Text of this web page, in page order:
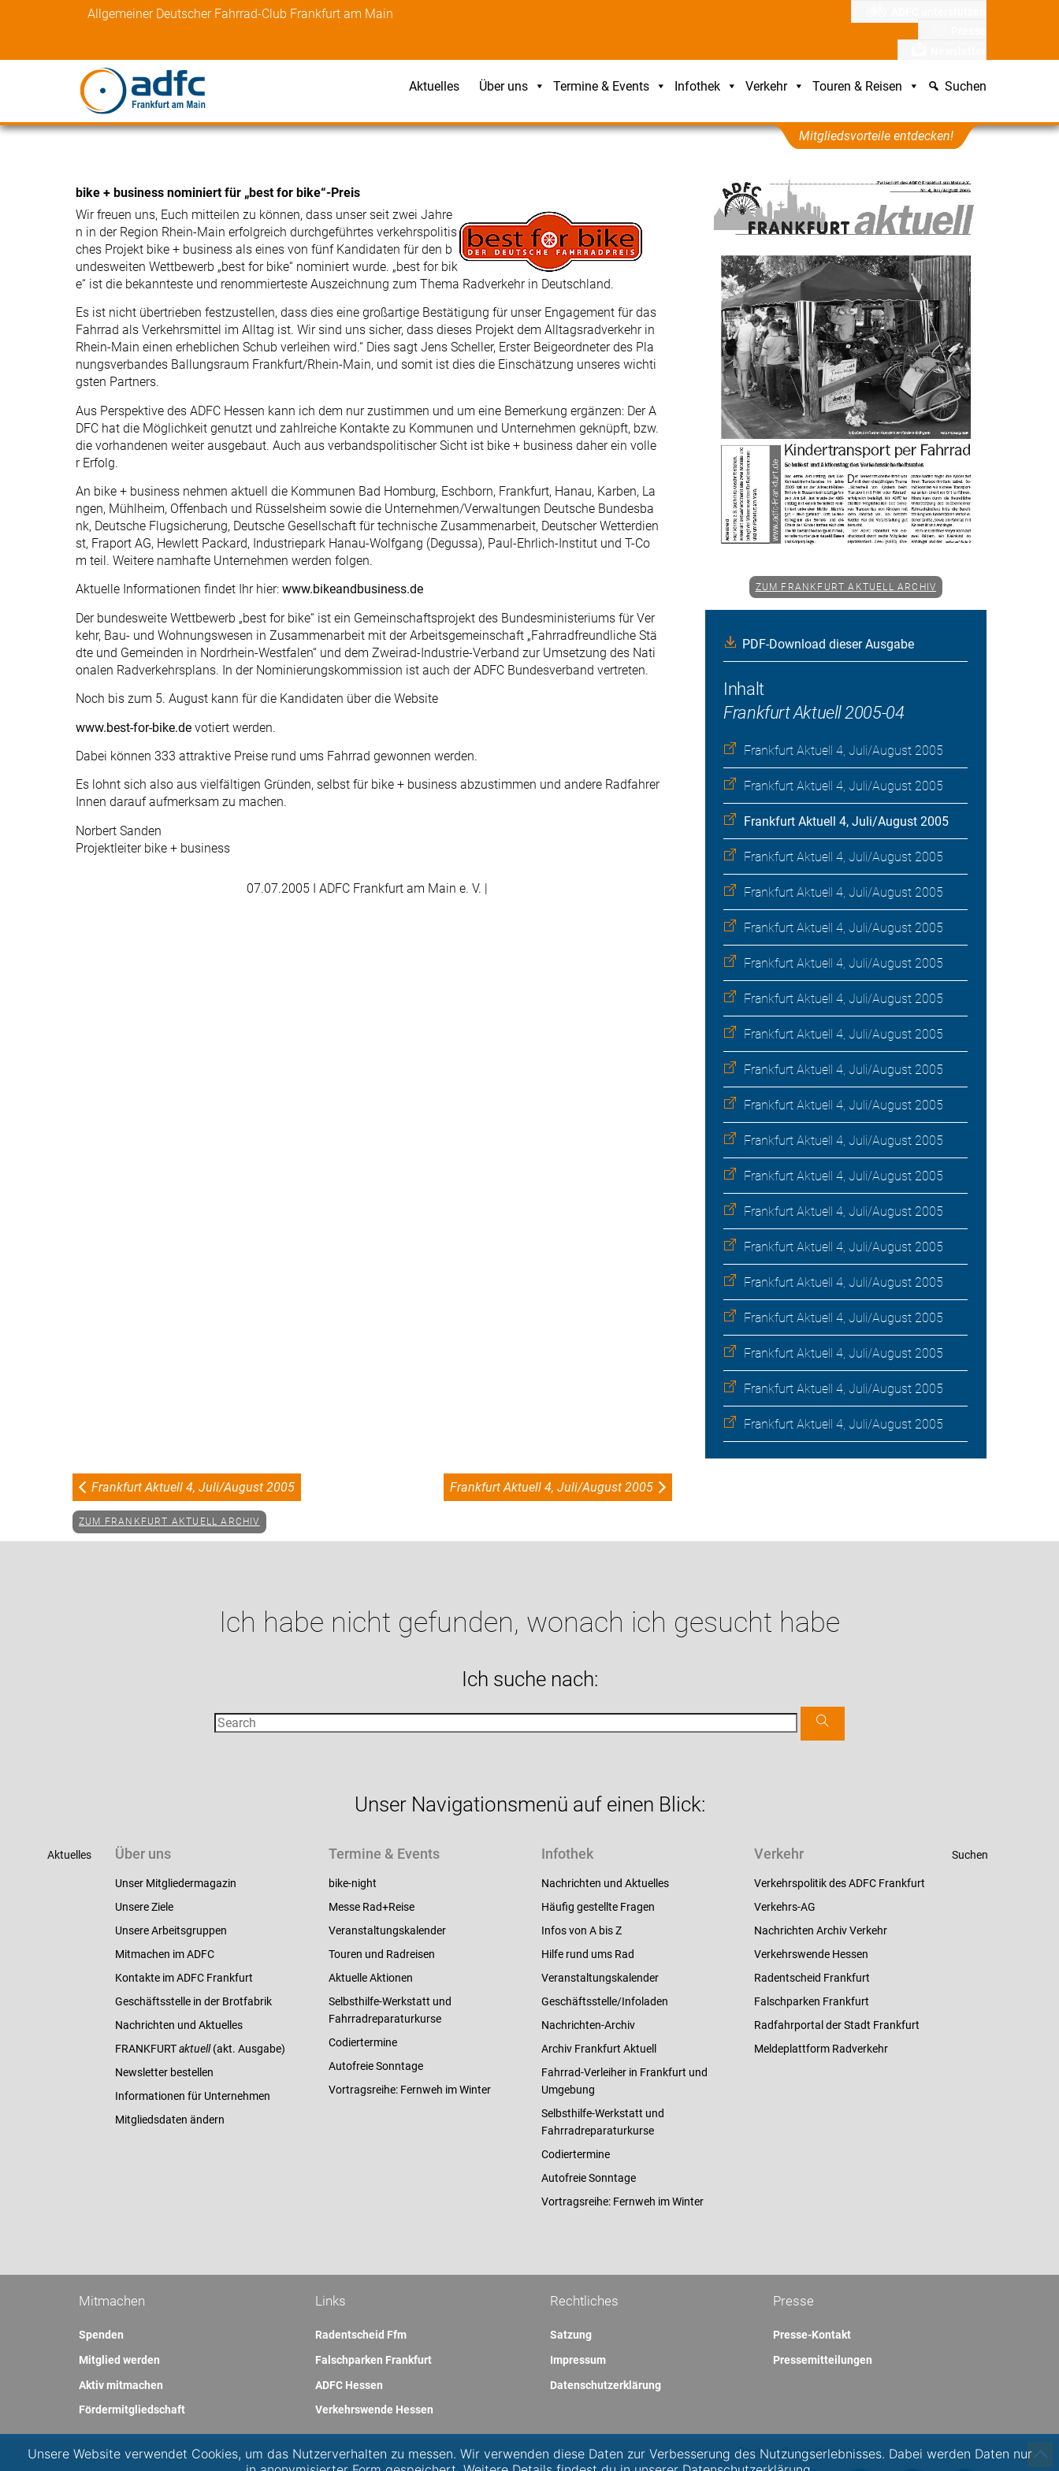
Allgemeiner Deutscher Fahrrad-Club Frankfurt am Main
Aktuelles Über uns Termine & Events Infothek Verkehr Touren & Reisen Suchen
Mitgliedsvorteile entdecken!
bike + business nominiert für „best for bike“-Preis
Wir freuen uns, Euch mitteilen zu können, dass unser seit zwei Jahre
n in der Region Rhein-Main erfolgreich durchgeführtes verkehrspolitis
ches Projekt bike + business als eines von fünf Kandidaten für den b
undesweiten Wettbewerb „best for bike“ nominiert wurde. „best for bik
e“ ist die bekannteste und renommierteste Auszeichnung zum Thema Radverkehr in Deutschland.
Es ist nicht übertrieben festzustellen, dass dies eine großartige Bestätigung für unser Engagement für das
Fahrrad als Verkehrsmittel im Alltag ist. Wir sind uns sicher, dass dieses Projekt dem Alltagsradverkehr in
Rhein-Main einen erheblichen Schub verleihen wird.“ Dies sagt Jens Scheller, Erster Beigeordneter des Pla
nungsverbandes Ballungsraum Frankfurt/Rhein-Main, und somit ist dies die Einschätzung unseres wichti
gsten Partners.
Aus Perspektive des ADFC Hessen kann ich dem nur zustimmen und um eine Bemerkung ergänzen: Der A
DFC hat die Möglichkeit genutzt und zahlreiche Kontakte zu Kommunen und Unternehmen geknüpft, bzw.
die vorhandenen weiter ausgebaut. Auch aus verbandspolitischer Sicht ist bike + business daher ein volle
r Erfolg.
An bike + business nehmen aktuell die Kommunen Bad Homburg, Eschborn, Frankfurt, Hanau, Karben, La
ngen, Mühlheim, Offenbach und Rüsselsheim sowie die Unternehmen/Verwaltungen Deutsche Bundesba
nk, Deutsche Flugsicherung, Deutsche Gesellschaft für technische Zusammenarbeit, Deutscher Wetterdien
st, Fraport AG, Hewlett Packard, Industriepark Hanau-Wolfgang (Degussa), Paul-Ehrlich-Institut und T-Co
m teil. Weitere namhafte Unternehmen werden folgen.
Aktuelle Informationen findet Ihr hier: www.bikeandbusiness.de
Der bundesweite Wettbewerb „best for bike“ ist ein Gemeinschaftsprojekt des Bundesministeriums für Ver
kehr, Bau- und Wohnungswesen in Zusammenarbeit mit der Arbeitsgemeinschaft „Fahrradfreundliche Stä
dte und Gemeinden in Nordrhein-Westfalen“ und dem Zweirad-Industrie-Verband zur Umsetzung des Nati
onalen Radverkehrsplans. In der Nominierungskommission ist auch der ADFC Bundesverband vertreten.
Noch bis zum 5. August kann für die Kandidaten über die Website
www.best-for-bike.de votiert werden.
Dabei können 333 attraktive Preise rund ums Fahrrad gewonnen werden.
Es lohnt sich also aus vielfältigen Gründen, selbst für bike + business abzustimmen und andere Radfahrer
Innen darauf aufmerksam zu machen.
Norbert Sanden
Projektleiter bike + business
07.07.2005 I ADFC Frankfurt am Main e. V. |
ZUM FRANKFURT AKTUELL ARCHIV
PDF-Download dieser Ausgabe
Inhalt
Frankfurt Aktuell 2005-04
Frankfurt Aktuell 4, Juli/August 2005
Frankfurt Aktuell 4, Juli/August 2005
Frankfurt Aktuell 4, Juli/August 2005
Frankfurt Aktuell 4, Juli/August 2005
Frankfurt Aktuell 4, Juli/August 2005
Frankfurt Aktuell 4, Juli/August 2005
Frankfurt Aktuell 4, Juli/August 2005
Frankfurt Aktuell 4, Juli/August 2005
Frankfurt Aktuell 4, Juli/August 2005
Frankfurt Aktuell 4, Juli/August 2005
Frankfurt Aktuell 4, Juli/August 2005
Frankfurt Aktuell 4, Juli/August 2005
Frankfurt Aktuell 4, Juli/August 2005
Frankfurt Aktuell 4, Juli/August 2005
Frankfurt Aktuell 4, Juli/August 2005
Frankfurt Aktuell 4, Juli/August 2005
Frankfurt Aktuell 4, Juli/August 2005
Frankfurt Aktuell 4, Juli/August 2005
Frankfurt Aktuell 4, Juli/August 2005
Frankfurt Aktuell 4, Juli/August 2005
Frankfurt Aktuell 4, Juli/August 2005 Frankfurt Aktuell 4, Juli/August 2005
ZUM FRANKFURT AKTUELL ARCHIV
Ich habe nicht gefunden, wonach ich gesucht habe
Ich suche nach:
Unser Navigationsmenü auf einen Blick:
Aktuelles Über uns
Unser Mitgliedermagazin
Unsere Ziele
Unsere Arbeitsgruppen
Mitmachen im ADFC
Kontakte im ADFC Frankfurt
Geschäftsstelle in der Brotfabrik
Nachrichten und Aktuelles
FRANKFURTaktuell(akt. Ausgabe)
Newsletter bestellen
Informationen für Unternehmen
Mitgliedsdaten ändern
Termine & Events
bike-night
Messe Rad+Reise
Veranstaltungskalender
Touren und Radreisen
Aktuelle Aktionen
Selbsthilfe-Werkstatt und
Fahrradreparaturkurse
Codiertermine
Autofreie Sonntage
Vortragsreihe: Fernweh im Winter
Infothek
Nachrichten und Aktuelles
Häufig gestellte Fragen
Infos von A bis Z
Hilfe rund ums Rad
Veranstaltungskalender
Geschäftsstelle/Infoladen
Nachrichten-Archiv
Archiv Frankfurt Aktuell
Fahrrad-Verleiher in Frankfurt und
Umgebung
Selbsthilfe-Werkstatt und
Fahrradreparaturkurse
Codiertermine
Autofreie Sonntage
Vortragsreihe: Fernweh im Winter
Verkehr
Verkehrspolitik des ADFC Frankfurt
Verkehrs-AG
Nachrichten Archiv Verkehr
Verkehrswende Hessen
Radentscheid Frankfurt
Falschparken Frankfurt
Radfahrportal der Stadt Frankfurt
Meldeplattform Radverkehr
Suchen
Mitmachen
Spenden
Mitglied werden
Aktiv mitmachen
Fördermitgliedschaft
Links
Radentscheid Ffm
Falschparken Frankfurt
ADFC Hessen
Verkehrswende Hessen
Rechtliches
Satzung
Impressum
Datenschutzerklärung
Presse
Presse-Kontakt
Pressemitteilungen
Bleiben Sie in Kontakt:
Unsere Website verwendet Cookies, um das Nutzerverhalten zu messen. Wir verwenden diese Daten zur Verbesserung des Nutzungserlebnisses. Dabei werden Daten nur